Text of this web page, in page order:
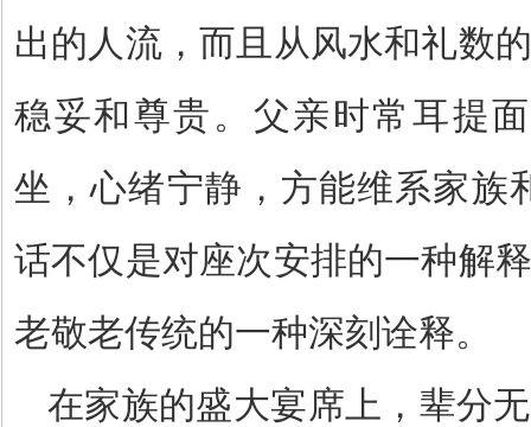
出的人流，而且从风水和礼数
稳妥和尊贵。父亲时常耳提
坐，心绪宁静，方能维系家族
话不仅是对座次安排的一种解
老敬老传统的一种深刻诠释。
在家族的盛大宴席上，辈分